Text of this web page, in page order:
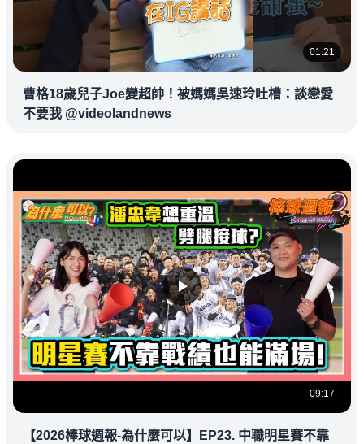
01:21
曹格18歲兒子Joe變超帥！被媽媽吳速玲吐槽：談戀愛
不要我 @videolandnews
09:17
【2026棒球週報-為什麼可以】EP23. 中職明星賽不靠